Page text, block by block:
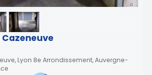
Lyon 8e Arrondissement, Auvergne-